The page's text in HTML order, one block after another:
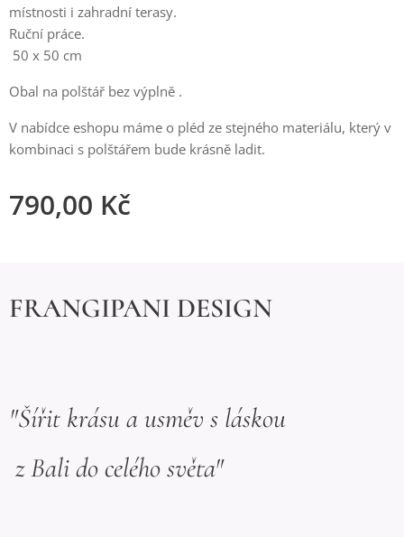
místnosti i zahradní terasy.
Ruční práce.
50 x 50 cm
Obal na polštář bez výplně .
V nabídce eshopu máme o pléd ze stejného materiálu, který v
kombinaci s polštářem bude krásně ladit.
790,00 Kč
FRANGIPANI DESIGN
"Šířit krásu a usměv s láskou
z Bali do celého světa"